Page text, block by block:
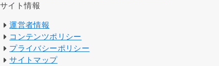
サイト情報
運営者情報
コンテンツポリシー
プライバシーポリシー
サイトマップ